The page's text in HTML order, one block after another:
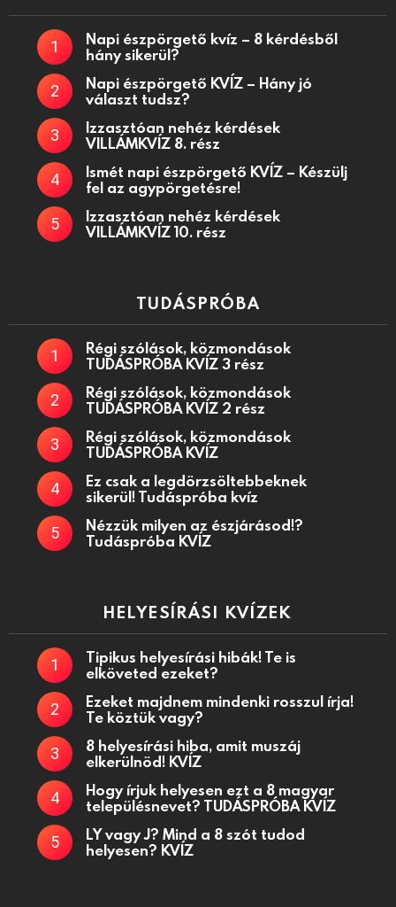
Napi észpörgető kvíz – 8 kérdésből
hány sikerül?
Napi észpörgető KVÍZ – Hány jó
választ tudsz?
Izzasztóan nehéz kérdések
VILLÁMKVÍZ 8. rész
Ismét napi észpörgető KVÍZ – Készülj
fel az agypörgetésre!
Izzasztóan nehéz kérdések
VILLÁMKVÍZ 10. rész
TUDÁSPRÓBA
Régi szólások, közmondások
TUDÁSPRÓBA KVÍZ 3 rész
Régi szólások, közmondások
TUDÁSPRÓBA KVÍZ 2 rész
Régi szólások, közmondások
TUDÁSPRÓBA KVÍZ
Ez csak a legdörzsöltebbeknek
sikerül! Tudáspróba kvíz
Nézzük milyen az észjárásod!?
Tudáspróba KVÍZ
HELYESÍRÁSI KVÍZEK
Tipikus helyesírási hibák! Te is
elköveted ezeket?
Ezeket majdnem mindenki rosszul írja!
Te köztük vagy?
8 helyesírási hiba, amit muszáj
elkerülnöd! KVÍZ
Hogy írjuk helyesen ezt a 8 magyar
településnevet? TUDÁSPRÓBA KVÍZ
LY vagy J? Mind a 8 szót tudod
helyesen? KVÍZ